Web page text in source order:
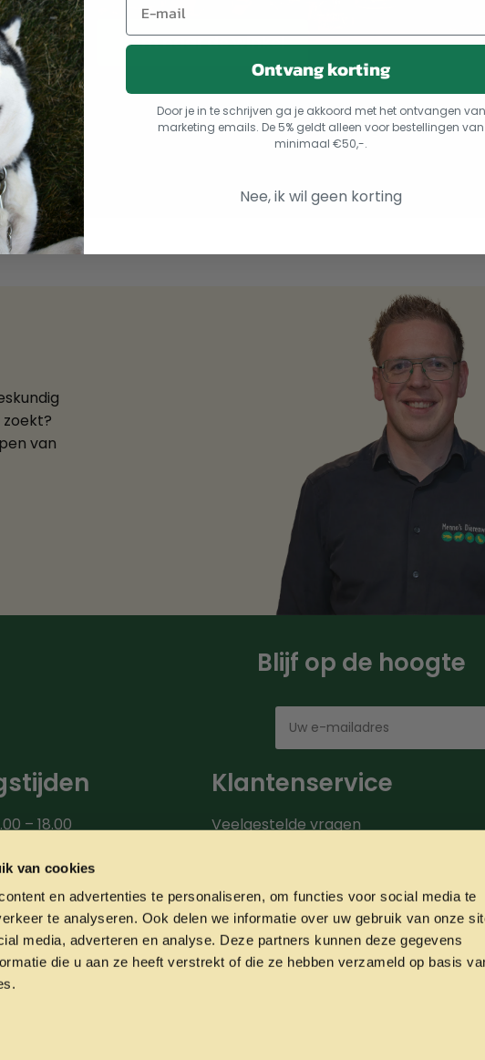
van cookies
en advertenties te personaliseren, om functies voor social media te
te analyseren. Ook delen we informatie over uw gebruik van onze
media, adverteren en analyse. Deze partners kunnen deze gegevens
die u aan ze heeft verstrekt of die ze hebben verzameld op basis
Kom naar de winkel
van
Blijf op de hoogte
– 18.00
– 18.00
– 18.00
20.00
– 17.00
Klantenservice
Veelgestelde vragen
Over ons
Onze partners
Contact
Ontvang korting
Door je in te schrijven ga je akkoord met het ontvangen van
marketing emails. De 5% geldt alleen voor bestellingen van
minimaal €50,-.
Nee, ik wil geen korting